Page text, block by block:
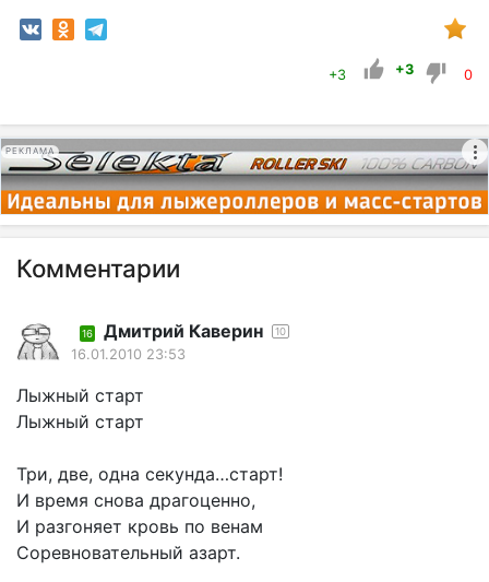
+3 +3 0
РЕКЛАМА
Комментарии
16 Дмитрий Каверин 10
16.01.2010 23:53
Лыжный старт
Лыжный старт
Три, две, одна секунда…старт!
И время снова драгоценно,
И разгоняет кровь по венам
Соревновательный азарт.